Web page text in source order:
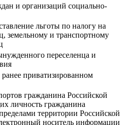
и организаций социально-
льготы по налогу на
земельному и транспортному
переселенца и
приватизированном
гражданина Российской
личность гражданина
территории Российской
носитель информации